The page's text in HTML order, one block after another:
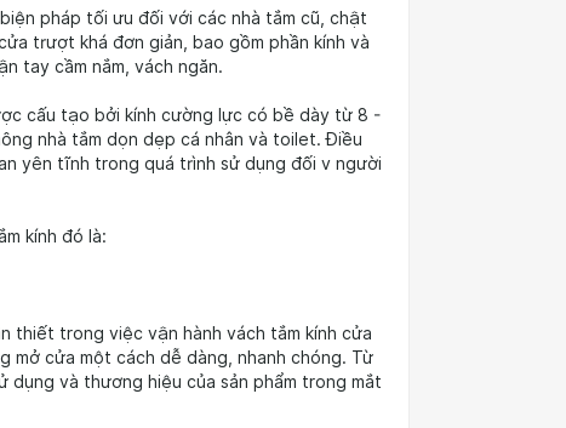
pháp tối ưu đối với các nhà tắm cũ, chật
trượt khá đơn giản, bao gồm phần kính và
tay cầm nắm, vách ngăn.
cấu tạo bởi kính cường lực có bề dày từ 8 -
nhà tắm dọn dẹp cá nhân và toilet. Điều
yên tĩnh trong quá trình sử dụng đối v người
kính đó là:
thiết trong việc vận hành vách tắm kính cửa
mở cửa một cách dễ dàng, nhanh chóng. Từ
dụng và thương hiệu của sản phẩm trong mắt